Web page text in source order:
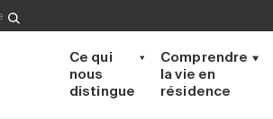
Ce qui
nous
distingue
Comprendre
la vie en
résidence